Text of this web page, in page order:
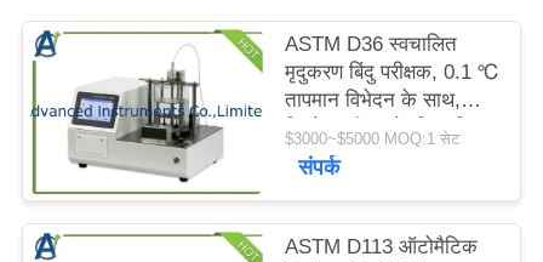
करें
साइटमैप
PRIVACY
POLICY
ASTM D36 स्वचालित
मृदुकरण बिंदु परीक्षक, 0.1 ℃
तापमान विभेदन के साथ,
बिटुमेन परीक्षण के लिए, रिंग-
एंड-बॉल उपकरण का उपयोग
$3000~$5000 MOQ:1 सेट
संपर्क
ASTM D113 ऑटोमैटिक